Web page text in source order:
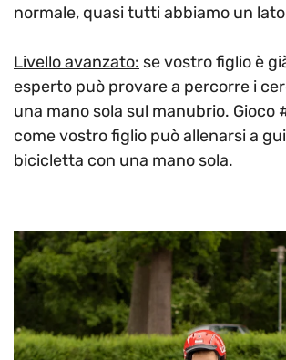
normale, quasi tutti abbiamo un
Livello avanzato: se vostro figlio è
esperto può provare a percorre i
una mano sola sul manubrio. Gioco
come vostro figlio può allenarsi a
bicicletta con una mano sola.